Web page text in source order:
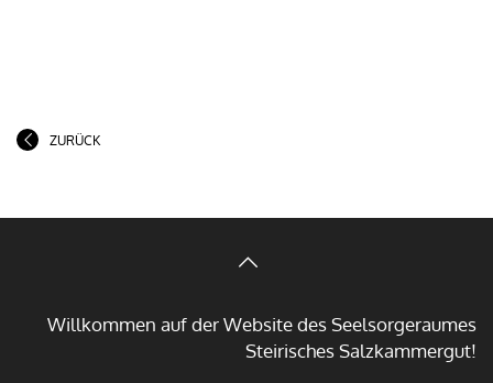
ZURÜCK
Willkommen auf der Website des Seelsorgeraumes
Steirisches Salzkammergut!